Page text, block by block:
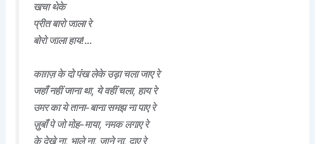
खचा थेके
प्रीत बारो जाला रे
बोरो जाला हाय!…
काग़ज़ के दो पंख लेके उड़ा चला जाए रे
जहाँ नहीं जाना था, ये वहीं चला, हाय रे
उमर का ये ताना-बाना समझ ना पाए रे
ज़ुबाँ पे जो मोह-माया, नमक लगाए रे
के देखे ना, भाले ना, जाने ना, दाए रे